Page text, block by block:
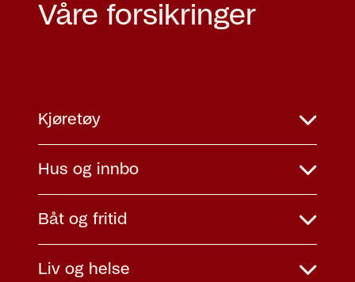
Våre forsikringer
Kjøretøy
Hus og innbo
Båt og fritid
Liv og helse